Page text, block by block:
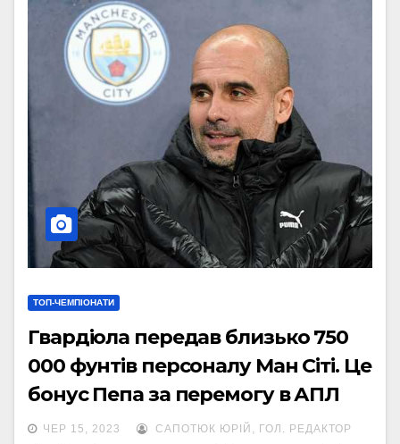
ТОП-ЧЕМПІОНАТИ
Гвардіола передав близько 750
000 фунтів персоналу Ман Сіті. Це
бонус Пепа за перемогу в АПЛ
ЧЕР 15, 2023 САПОТЮК ЮРІЙ, ГОЛ. РЕДАКТОР